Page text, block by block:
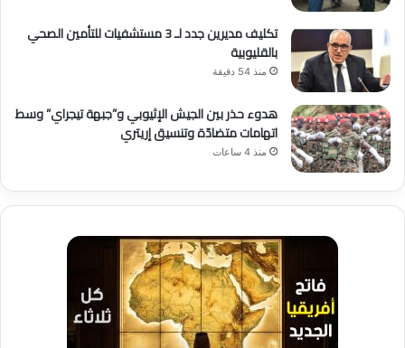
تكليف مديرين جدد لـ 3 مستشفيات للتأمين الصحي
بالقليوبية
منذ 54 دقيقة
هدوء حذر بين الجيش الإثيوبي و”جبهة تيجراي” وسط
اتهامات متضادّة وتنسيق إريتري
منذ 4 ساعات